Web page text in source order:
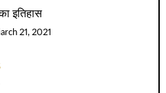
इतिहास
21, 2021